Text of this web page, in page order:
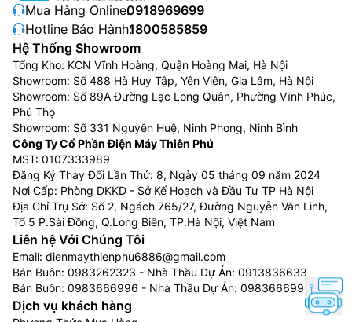
Mua Hàng Online:0918969699
Hotline Bảo Hành:1800585859
Hệ Thống Showroom
Tổng Kho: KCN Vĩnh Hoàng, Quận Hoàng Mai, Hà Nội
Showroom: Số 488 Hà Huy Tập, Yên Viên, Gia Lâm, Hà Nội
Showroom: Số 89A Đường Lạc Long Quân, Phường Vĩnh Phúc,
Phú Thọ
Showroom: Số 331 Nguyễn Huệ, Ninh Phong, Ninh Bình
Công Ty Cổ Phần Điện Máy Thiên Phú
MST: 0107333989
Đăng Ký Thay Đổi Lần Thứ: 8, Ngày 05 tháng 09 năm 2024
Nơi Cấp: Phòng DKKD - Sở Kế Hoạch và Đầu Tư TP Hà Nội
Địa Chỉ Trụ Sở: Số 2, Ngách 765/27, Đường Nguyễn Văn Linh,
Tổ 5 P.Sài Đồng, Q.Long Biên, TP.Hà Nội, Việt Nam
Liên hệ Với Chúng Tôi
Email: dienmaythienphu6886@gmail.com
Bán Buôn: 0983262323 - Nhà Thầu Dự Án: 0913836633
Bán Buôn: 0983666996 - Nhà Thầu Dự Án: 0983666996
Dịch vụ khách hàng